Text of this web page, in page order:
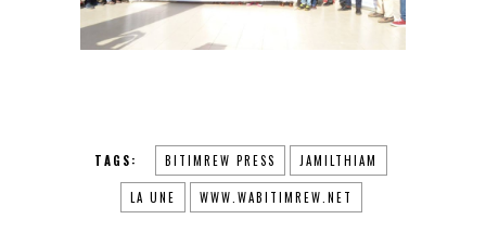
TAGS: BITIMREW PRESS JAMILTHIAM
LA UNE WWW.WABITIMREW.NET